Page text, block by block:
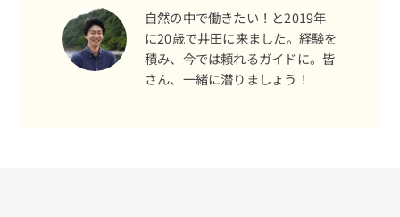
自然の中で働きたい！と2019年
に20歳で井田に来ました。経験を
積み、今では頼れるガイドに。皆
さん、一緒に潜りましょう！